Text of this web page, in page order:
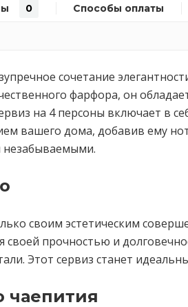
0 Способы оплаты
сочетание
фарфора, он
на 4 персоны включает в
вашего дома, добавив ему
незабываемыми.
своим эстетическим
прочностью и
Этот сервиз станет
чаепития